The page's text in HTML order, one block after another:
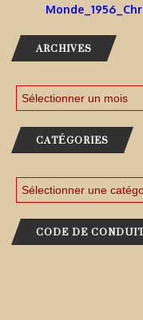
ARCHIVES
CATÉGORIES
CODE DE